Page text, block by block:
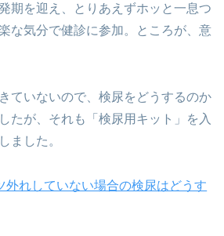
期を迎え、とりあえずホッと一息つ
な気分で健診に参加。ところが、意
ていないので、検尿をどうするのか
たが、それも「検尿用キット」を入
ました。
外れしていない場合の検尿はどうす